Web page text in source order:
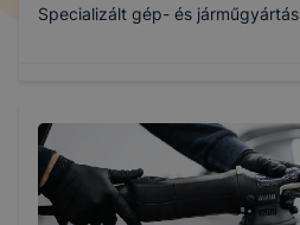
Specializált gép- és járműgyártás
407161908
Képzés időtartama